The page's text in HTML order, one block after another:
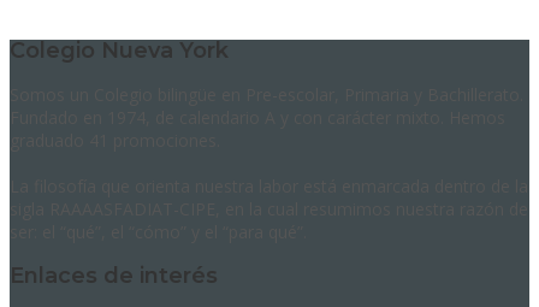
Colegio Nueva York
Enlaces de interés